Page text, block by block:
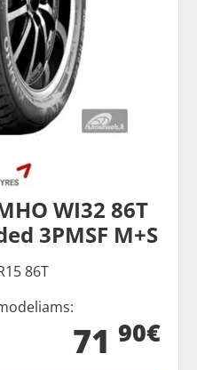
WI32 86T
3PMSF M+S
86T
71 90€